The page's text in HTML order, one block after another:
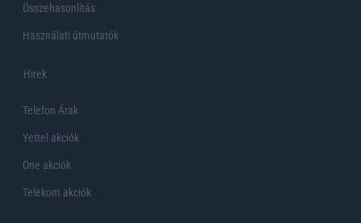
Összehasonlítás
Használati útmutatók
Hirek
Telefon Árak
Yettel akciók
One akciók
Telekom akciók